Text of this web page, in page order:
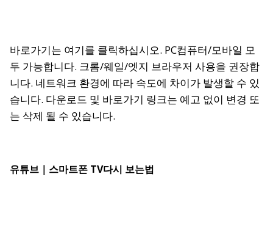
바로가기는 여기를 클릭하십시오. PC컴퓨터/모바일 모
두 가능합니다. 크롬/웨일/엣지 브라우저 사용을 권장합
니다. 네트워크 환경에 따라 속도에 차이가 발생할 수 있
습니다. 다운로드 및 바로가기 링크는 예고 없이 변경 또
는 삭제 될 수 있습니다.
유튜브 ｜스마트폰 TV다시 보는법